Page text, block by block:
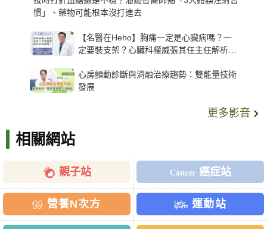
慣」、藥物可能根本沒打進去
【名醫在Heho】胸痛一定是心臟病嗎？一
定要裝支架？心臟科權威張其任主任解析支
心房顫動診斷與消融治療趨勢：雙能量技術
發展
更多影音
相關網站
親子站 癌症站
營養N次方 運動站